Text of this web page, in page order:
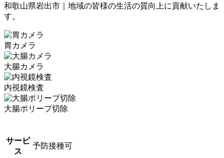
和歌山県岩出市｜地域の皆様の生活の質向上に貢献いたしま
す。
胃カメラ
大腸カメラ
内視鏡検査
大腸ポリープ切除
サービ
ス
予防接種可